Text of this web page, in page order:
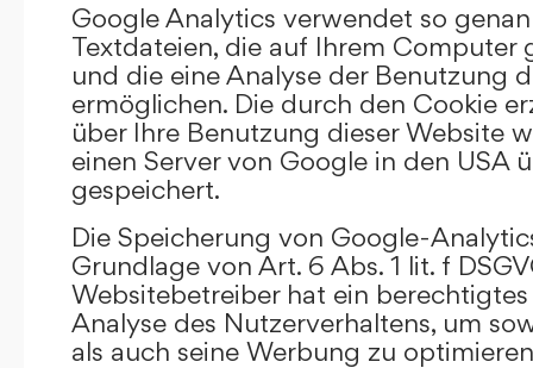
Google Analytics verwendet so
Textdateien, die auf Ihrem Computer
und die eine Analyse der Benutzung
ermöglichen. Die durch den Cookie
über Ihre Benutzung dieser Website
einen Server von Google in den USA
gespeichert.
Die Speicherung von Google-
Grundlage von Art. 6 Abs. 1 lit. f
Websitebetreiber hat ein berechtigtes
Analyse des Nutzerverhaltens, um
als auch seine Werbung zu